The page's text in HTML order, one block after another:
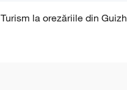
Turism la orezăriile din